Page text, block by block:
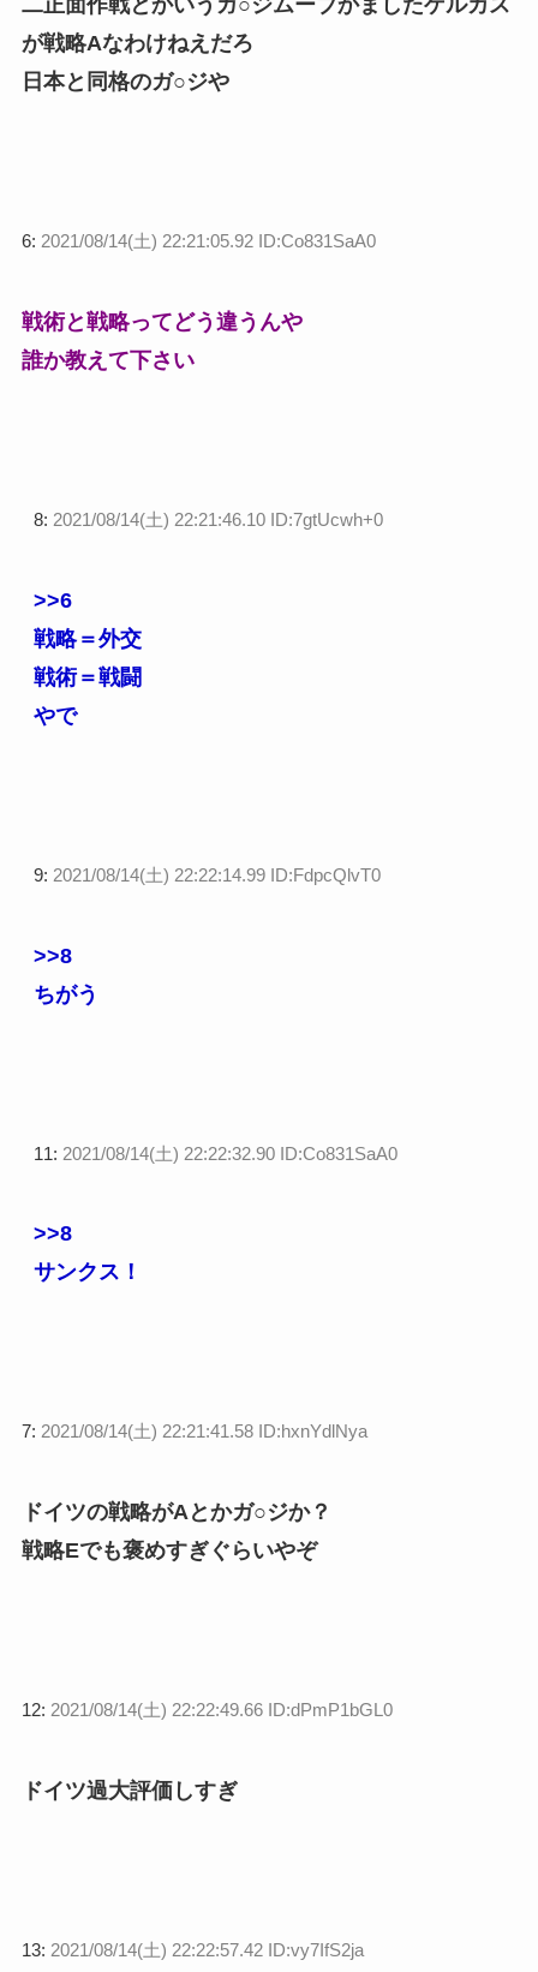
二正面作戦とかいうガ○ジムーブかましたゲルカス
が戦略Aなわけねえだろ
日本と同格のガ○ジや
6: 2021/08/14(土) 22:21:05.92 ID:Co831SaA0
戦術と戦略ってどう違うんや
誰か教えて下さい
8: 2021/08/14(土) 22:21:46.10 ID:7gtUcwh+0
>>6
戦略＝外交
戦術＝戦闘
やで
9: 2021/08/14(土) 22:22:14.99 ID:FdpcQlvT0
>>8
ちがう
11: 2021/08/14(土) 22:22:32.90 ID:Co831SaA0
>>8
サンクス！
7: 2021/08/14(土) 22:21:41.58 ID:hxnYdlNya
ドイツの戦略がAとかガ○ジか？
戦略Eでも褒めすぎぐらいやぞ
12: 2021/08/14(土) 22:22:49.66 ID:dPmP1bGL0
ドイツ過大評価しすぎ
13: 2021/08/14(土) 22:22:57.42 ID:vy7IfS2ja